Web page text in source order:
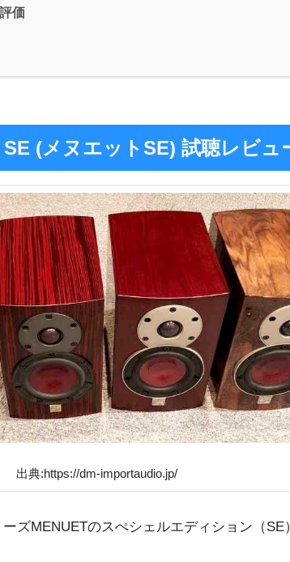
価
(メヌエットSE) 試聴レビュ
出典:https://dm-importaudio.jp/
ズMENUETのスぺシェルエディション（SE